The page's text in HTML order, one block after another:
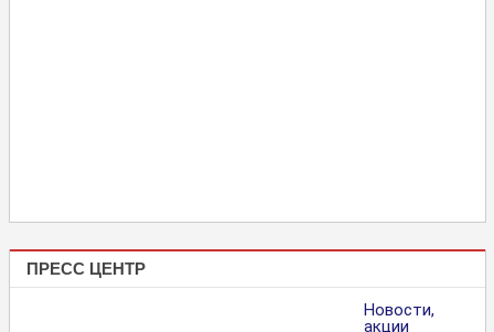
ПРЕСС ЦЕНТР
Новости,
акции